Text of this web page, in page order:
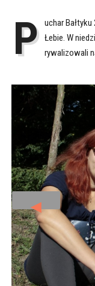
P uchar
Łebie. W
rywalizowali
◄